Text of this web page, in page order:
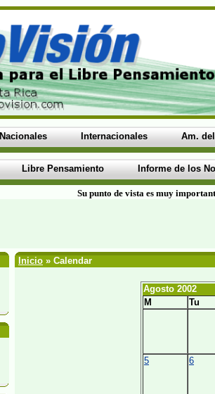
Nacionales Internacionales Am.
Libre Pensamiento Informe de los
Su punto de vista es muy
Inicio » Calendar
Agosto 2002
M
Tu
5 6